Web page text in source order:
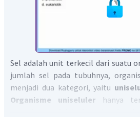
Sel adalah unit terkecil dari suatu
jumlah sel pada tubuhnya,
menjadi dua kategori, yaitu
Organisme uniseluler hanya